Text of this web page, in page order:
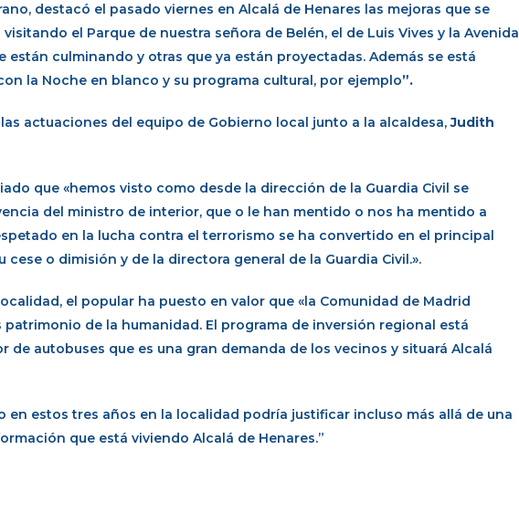
destacó el pasado viernes en Alcalá de Henares las mejoras que se
el Parque de nuestra señora de Belén, el de Luis Vives y la Avenida
están culminando y otras que ya están proyectadas. Además se está
la Noche en blanco y su programa cultural, por ejemplo”.
actuaciones del equipo de Gobierno local junto a la alcaldesa,Judith
que «hemos visto como desde la dirección de la Guardia Civil se
del ministro de interior, que o le han mentido o nos ha mentido a
en la lucha contra el terrorismo se ha convertido en el principal
o dimisión y de la directora general de la Guardia Civil.».
el popular ha puesto en valor que «la Comunidad de Madrid
de la humanidad. El programa de inversión regional está
autobuses que es una gran demanda de los vecinos y situará Alcalá
en estos tres años en la localidad podría justificar incluso más allá de una
que está viviendo Alcalá de Henares.”